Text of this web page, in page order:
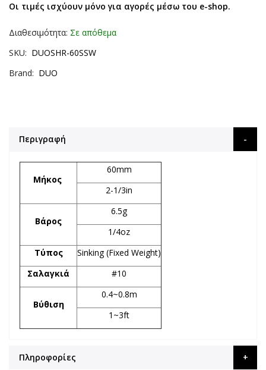
Οι τιμές ισχύουν μόνο για αγορές μέσω του e-shop.
Διαθεσιμότητα: Σε απόθεμα
SKU
DUOSHR-60SSW
Brand
DUO
Περιγραφή
Μήκος
60mm
2-1/3in
Βάρος
6.5g
1/4oz
Τύπος
Sinking (Fixed Weight)
Σαλαγκιά
#10
Βύθιση
0.4~0.8m
1~3ft
Πληροφορίες